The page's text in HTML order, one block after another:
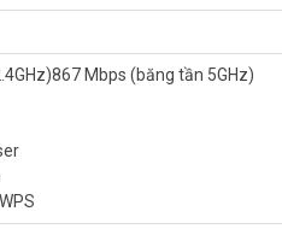
Mbps (băng tần 5GHz)